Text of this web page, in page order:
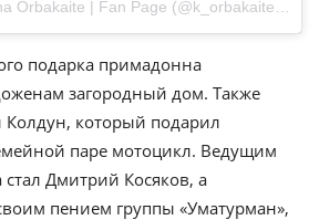
подарка примадонна
загородный дом. Также
который подарил
паре мотоцикл. Ведущим
стал Дмитрий Косяков, а
пением группы «Уматурман»,